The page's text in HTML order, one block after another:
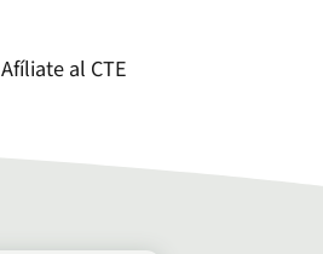
Afíliate al CTE